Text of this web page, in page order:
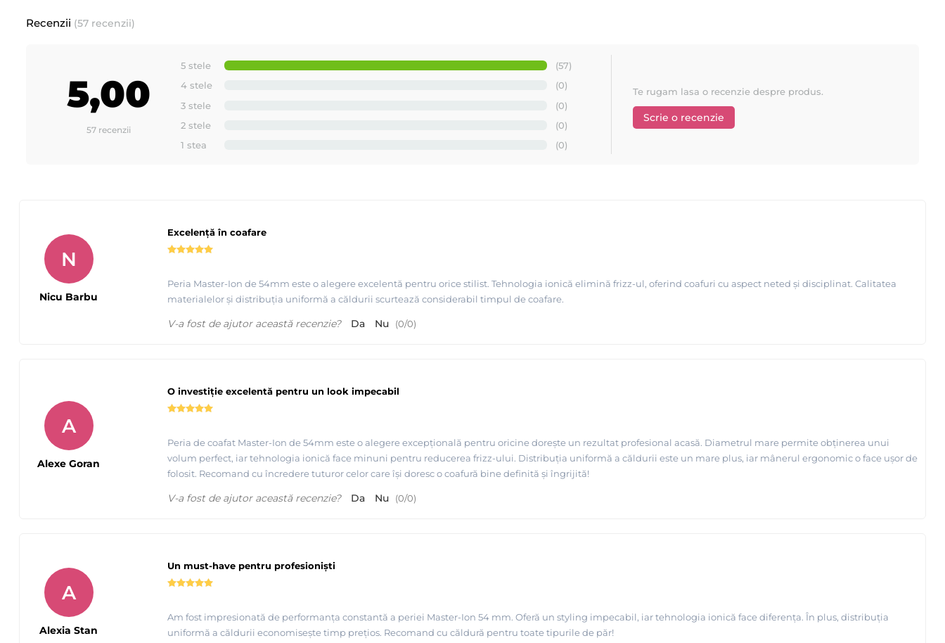
Recenzii (57 recenzii)
5,00
57 recenzii
5 stele
(57)
4 stele
(0)
3 stele
(0)
2 stele
(0)
1 stea
(0)
Te rugam lasa o recenzie despre produs.
Scrie o recenzie
Excelență în coafare
Peria Master-Ion de 54mm este o alegere excelentă pentru orice stilist. Tehnologia ionică elimină frizz-ul, oferind coafuri cu aspect neted și disciplinat. Calitatea
materialelor și distribuția uniformă a căldurii scurtează considerabil timpul de coafare.
N
Nicu Barbu
V-a fost de ajutor această recenzie? Da Nu (0/0)
O investiție excelentă pentru un look impecabil
Peria de coafat Master-Ion de 54mm este o alegere excepțională pentru oricine dorește un rezultat profesional acasă. Diametrul mare permite obținerea unui
volum perfect, iar tehnologia ionică face minuni pentru reducerea frizz-ului. Distribuția uniformă a căldurii este un mare plus, iar mânerul ergonomic o face ușor de
folosit. Recomand cu încredere tuturor celor care își doresc o coafură bine definită și îngrijită!
A
Alexe Goran
V-a fost de ajutor această recenzie? Da Nu (0/0)
Un must-have pentru profesioniști
Am fost impresionată de performanța constantă a periei Master-Ion 54 mm. Oferă un styling impecabil, iar tehnologia ionică face diferența. În plus, distribuția
uniformă a căldurii economisește timp prețios. Recomand cu căldură pentru toate tipurile de păr!
A
Alexia Stan